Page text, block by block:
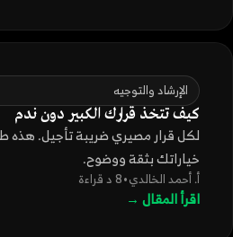
الإرشاد والتوجيه
كيف تتخذ قرارك الكبير دون ندم
لكل قرار مصيري ضريبة تأجيل. هذه
خياراتك بثقة ووضوح.
أ. أحمد الخالدي•8 د قراءة
اقرأ المقال →